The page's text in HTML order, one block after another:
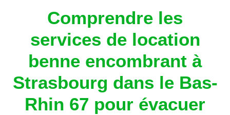
Comprendre les
services de location
benne encombrant à
Strasbourg dans le Bas-
Rhin 67 pour évacuer